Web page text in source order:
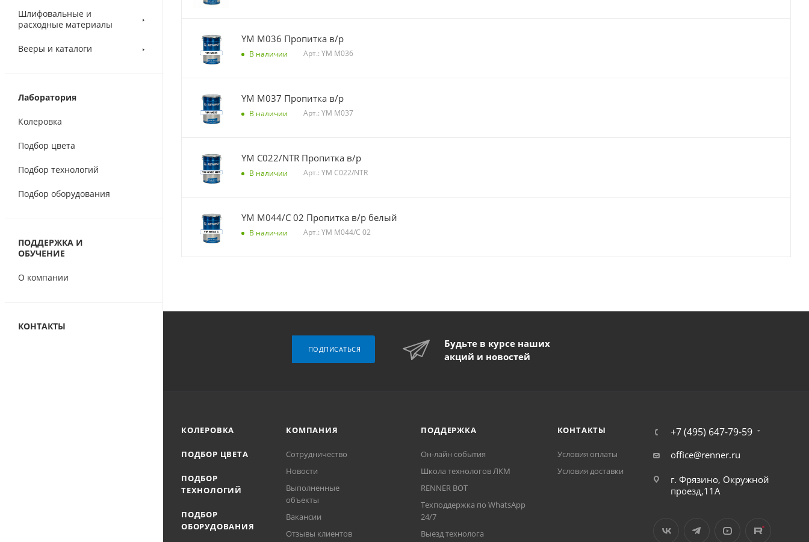
Шлифовальные и
расходные материалы
Вееры и каталоги
Лаборатория
Колеровка
Подбор цвета
Подбор технологий
Подбор оборудования
ПОДДЕРЖКА И
ОБУЧЕНИЕ
О компании
КОНТАКТЫ
YM M036 Пропитка в/р
В наличии Арт.: YM M036
YM M037 Пропитка в/р
В наличии Арт.: YM M037
YM C022/NTR Пропитка в/р
В наличии Арт.: YM C022/NTR
YM M044/C 02 Пропитка в/р белый
В наличии Арт.: YM M044/C 02
Будьте в курсе наших
акций и новостей
ПОДПИСАТЬСЯ
КОЛЕРОВКА
ПОДБОР ЦВЕТА
ПОДБОР
ТЕХНОЛОГИЙ
ПОДБОР
ОБОРУДОВАНИЯ
КОМПАНИЯ
Сотрудничество
Новости
Выполненные
объекты
Вакансии
Отзывы клиентов
ПОДДЕРЖКА
Он-лайн события
Школа технологов ЛКМ
RENNER BOT
Техподдержка по WhatsApp
24/7
Выезд технолога
КОНТАКТЫ
Условия оплаты
Условия доставки
+7 (495) 647-79-59
office@renner.ru
г. Фрязино, Окружной
проезд,11А